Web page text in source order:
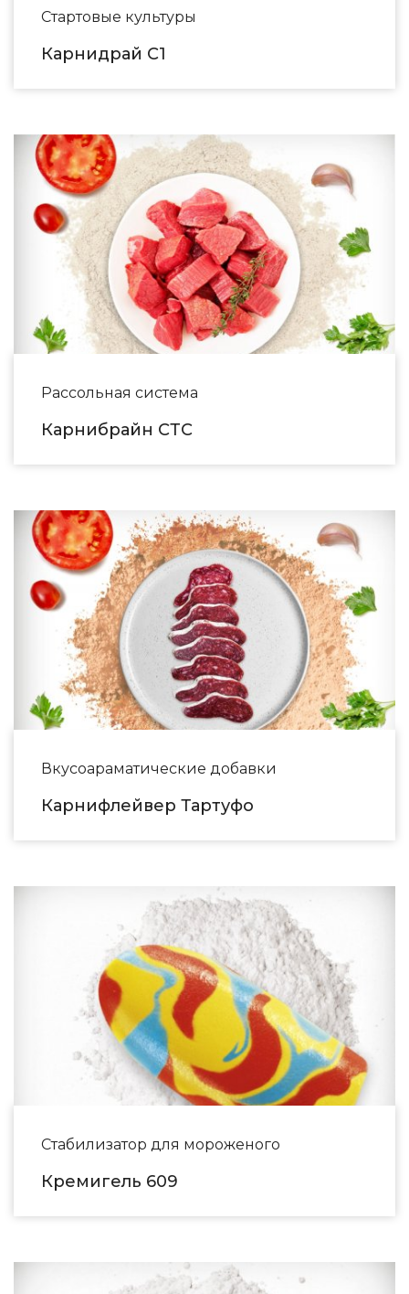
Стартовые культуры
Карнидрай С1
Рассольная система
Карнибрайн СТС
Вкусоараматические добавки
Карнифлейвер Тартуфо
Стабилизатор для мороженого
Кремигель 609